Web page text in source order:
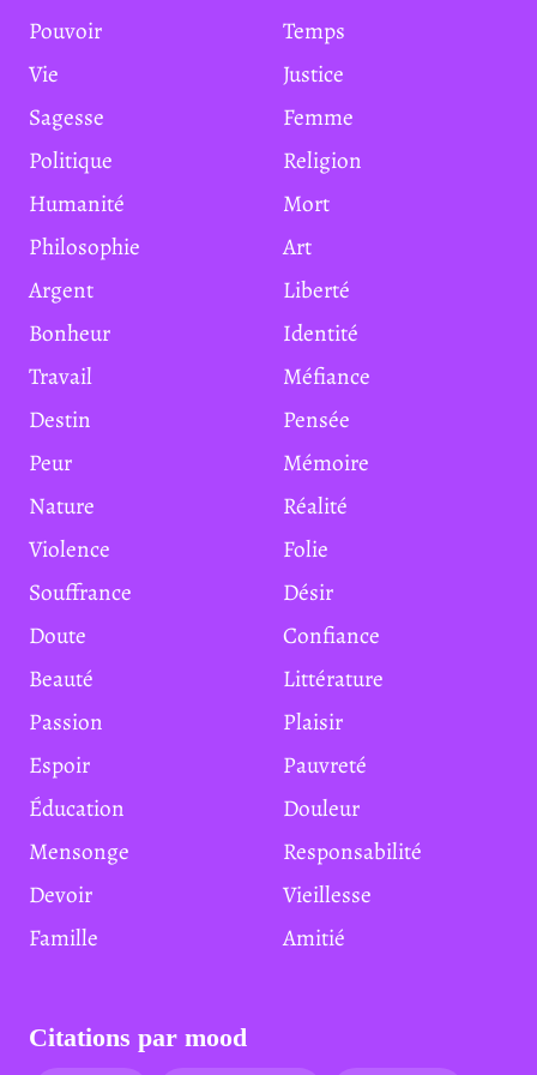
Pouvoir
Temps
Vie
Justice
Sagesse
Femme
Politique
Religion
Humanité
Mort
Philosophie
Art
Argent
Liberté
Bonheur
Identité
Travail
Méfiance
Destin
Pensée
Peur
Mémoire
Nature
Réalité
Violence
Folie
Souffrance
Désir
Doute
Confiance
Beauté
Littérature
Passion
Plaisir
Espoir
Pauvreté
Éducation
Douleur
Mensonge
Responsabilité
Devoir
Vieillesse
Famille
Amitié
Citations par mood